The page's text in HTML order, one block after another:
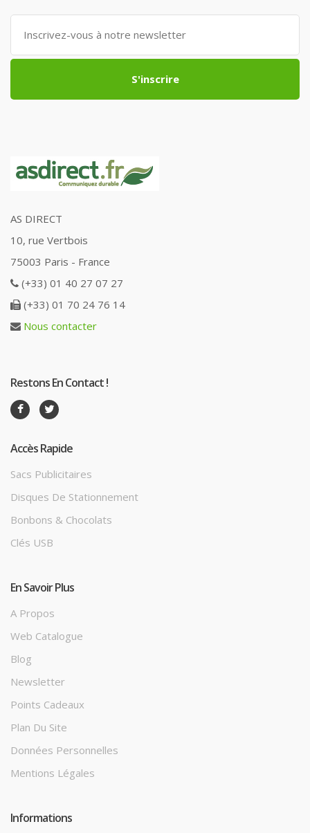
S'inscrire
AS DIRECT
10, rue Vertbois
75003 Paris - France
(+33) 01 40 27 07 27
(+33) 01 70 24 76 14
Nous contacter
Restons En Contact !
Accès Rapide
Sacs Publicitaires
Disques De Stationnement
Bonbons & Chocolats
Clés USB
En Savoir Plus
A Propos
Web Catalogue
Blog
Newsletter
Points Cadeaux
Plan Du Site
Données Personnelles
Mentions Légales
Informations